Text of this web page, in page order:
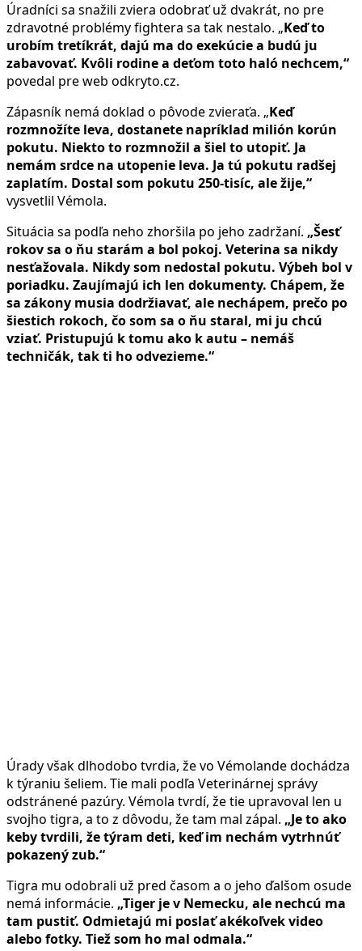
Úradníci sa snažili zviera odobrať už dvakrát, no pre
zdravotné problémy fightera sa tak nestalo. „Keď to
urobím tretíkrát, dajú ma do exekúcie a budú ju
zabavovať. Kvôli rodine a deťom toto haló nechcem,“
povedal pre web odkryto.cz.
Zápasník nemá doklad o pôvode zvieraťa. „Keď
rozmnožíte leva, dostanete napríklad milión korún
pokutu. Niekto to rozmnožil a šiel to utopiť. Ja
nemám srdce na utopenie leva. Ja tú pokutu radšej
zaplatím. Dostal som pokutu 250-tisíc, ale žije,“
vysvetlil Vémola.
Situácia sa podľa neho zhoršila po jeho zadržaní. „Šesť
rokov sa o ňu starám a bol pokoj. Veterina sa nikdy
nesťažovala. Nikdy som nedostal pokutu. Výbeh bol v
poriadku. Zaujímajú ich len dokumenty. Chápem, že
sa zákony musia dodržiavať, ale nechápem, prečo po
šiestich rokoch, čo som sa o ňu staral, mi ju chcú
vziať. Pristupujú k tomu ako k autu – nemáš
techničák, tak ti ho odvezieme.“
Úrady však dlhodobo tvrdia, že vo Vémolande dochádza
k týraniu šeliem. Tie mali podľa Veterinárnej správy
odstránené pazúry. Vémola tvrdí, že tie upravoval len u
svojho tigra, a to z dôvodu, že tam mal zápal. „Je to ako
keby tvrdili, že týram deti, keď im nechám vytrhnúť
pokazený zub.“
Tigra mu odobrali už pred časom a o jeho ďalšom osude
nemá informácie. „Tiger je v Nemecku, ale nechcú ma
tam pustiť. Odmietajú mi poslať akékoľvek video
alebo fotky. Tiež som ho mal odmala.“